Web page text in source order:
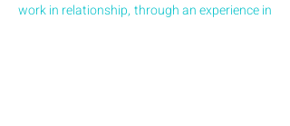
work in relationship, through an experience in